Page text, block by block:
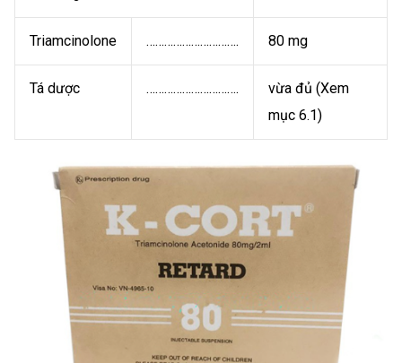
Triamcinolone …………………………. 80 mg
Tá dược ………………………….
vừa đủ (Xem
mục 6.1)